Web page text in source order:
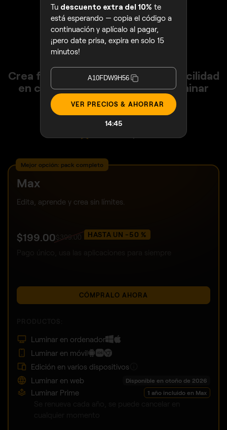
Crea fotos impresionantes con facilidad
en cualquier dispositivo con Luminar
Garantía de reembolso de 30 días
Chat de soporte 24/7
Mejor opción: pack completo
Max
Edita, aprende y crea sin límites.
$199.00 $ 399.00 HASTA UN -50 %
CÓMPRALO AHORA
Luminar en ordenador
Luminar en móvil
Edición en varios dispositivos
Luminar en web
Disponible en otoño de 2026
Luminar Prime 1 año incluido en Max
Tu descuento extra del 10% te
está esperando — copia el código a
continuación y aplícalo al pagar,
¡pero date prisa, expira en solo 15
minutos!
A10FDW9H56
VER PRECIOS & AHORRAR
14:42